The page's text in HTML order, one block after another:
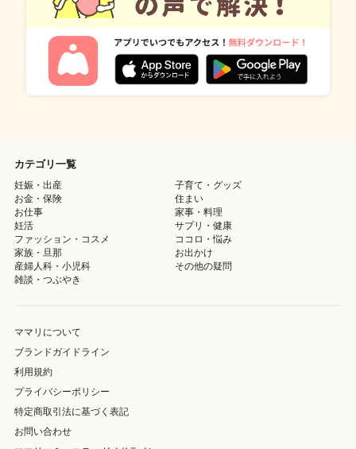
カテゴリ一覧
妊娠・出産
子育て・グッズ
お金・保険
住まい
お仕事
家事・料理
妊活
サプリ・健康
ファッション・コスメ
ココロ・悩み
家族・旦那
お出かけ
産婦人科・小児科
その他の疑問
雑談・つぶやき
ママリについて
ブランドガイドライン
利用規約
プライバシーポリシー
特定商取引法に基づく表記
お問い合わせ